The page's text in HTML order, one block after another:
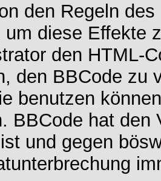
den Regeln
um diese Effekte
den HTML-
den BBCode zu
benutzen
BBCode hat
und gegen